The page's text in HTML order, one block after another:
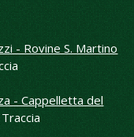
- Rovine S. Martino
- Cappelletta del